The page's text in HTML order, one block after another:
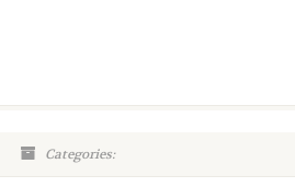
Categories: